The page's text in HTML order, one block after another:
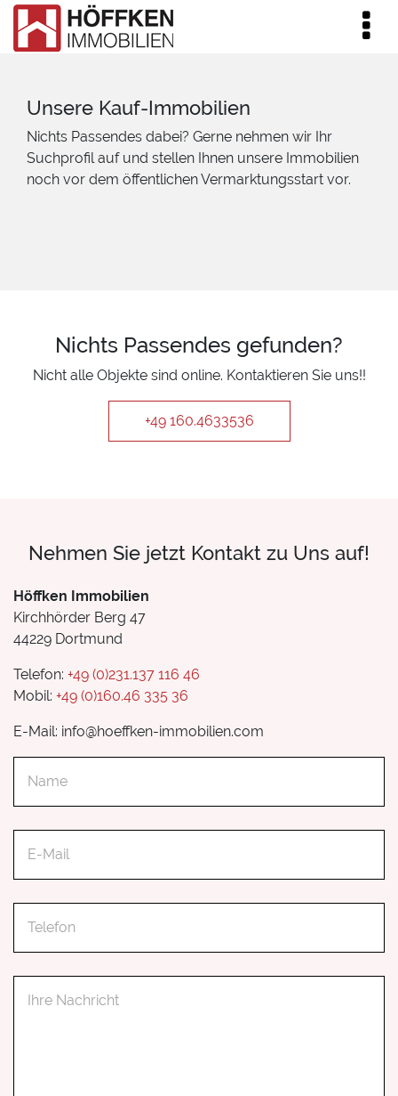
Unsere Kauf-Immobilien
Nichts Passendes dabei? Gerne nehmen wir Ihr
Suchprofil auf und stellen Ihnen unsere Immobilien
noch vor dem öffentlichen Vermarktungsstart vor.
Nichts Passendes gefunden?
Nicht alle Objekte sind online. Kontaktieren Sie uns!!
+49 160.4633536
Nehmen Sie jetzt Kontakt zu Uns auf!
Höffken Immobilien
Kirchhörder Berg 47
44229 Dortmund
Telefon: +49 (0)231.137 116 46
Mobil: +49 (0)160.46 335 36
E-Mail: info@hoeffken-immobilien.com